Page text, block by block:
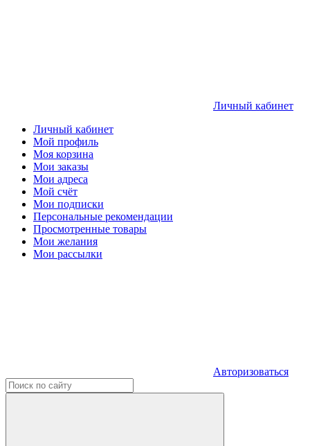
Личный кабинет
Личный кабинет
Мой профиль
Моя корзина
Мои заказы
Мои адреса
Мой счёт
Мои подписки
Персональные рекомендации
Просмотренные товары
Мои желания
Мои рассылки
Авторизоваться